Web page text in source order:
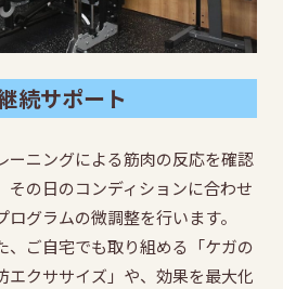
続サポート
ーニングによる筋肉の反応を確認
その日のコンディションに合わせ
ログラムの微調整を行います。
、ご自宅でも取り組める「ケガの
エクササイズ」や、効果を最大化